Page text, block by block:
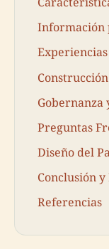
Información
Experiencias
Gobernanza
Preguntas
Diseño del
Conclusión
Referencias